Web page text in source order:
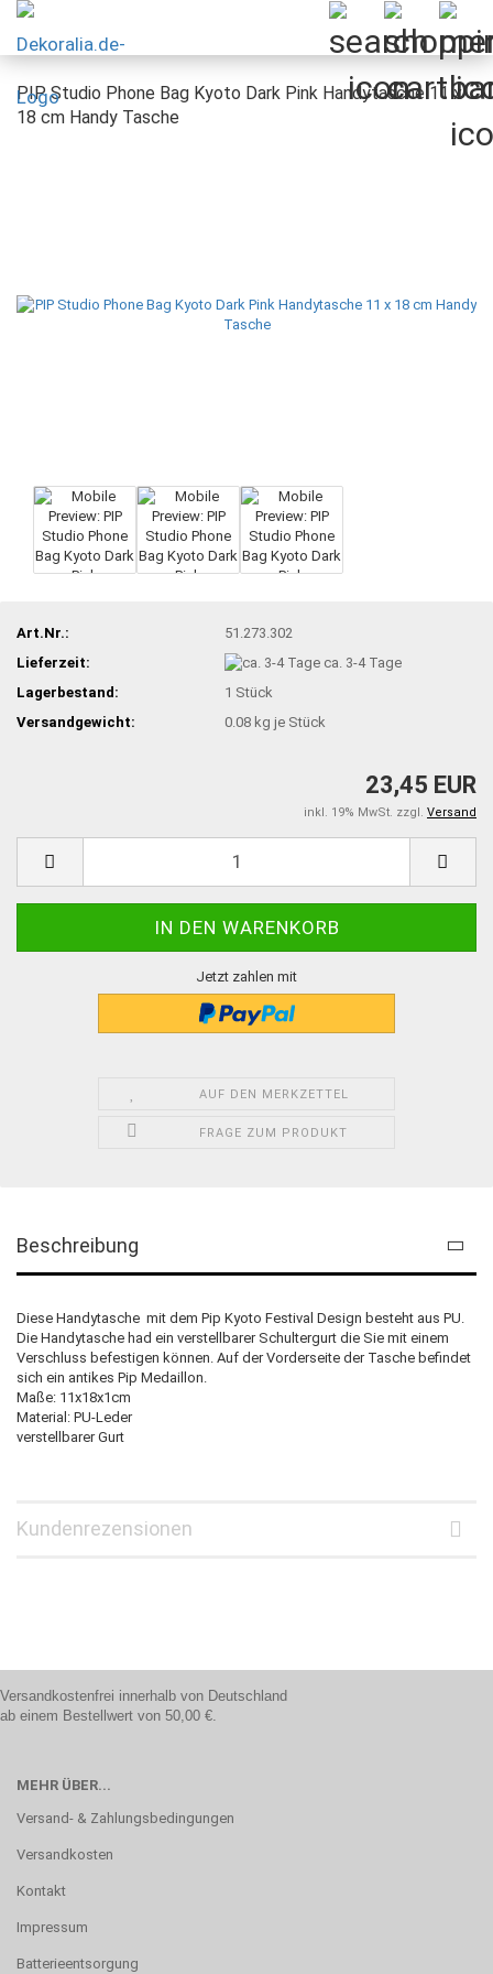
PIP Studio Phone Bag Kyoto Dark Pink Handytasche 11 x
18 cm Handy Tasche
Art.Nr.:
51.273.302
Lieferzeit:
ca. 3-4 Tage
Lagerbestand:
1 Stück
Versandgewicht:
0.08 kg je Stück
23,45 EUR
inkl. 19% MwSt. zzgl. Versand
Jetzt zahlen mit
AUF DEN MERKZETTEL
FRAGE ZUM PRODUKT
Beschreibung
Diese Handytasche mit dem Pip Kyoto Festival Design besteht aus PU.
Die Handytasche had ein verstellbarer Schultergurt die Sie mit einem
Verschluss befestigen können. Auf der Vorderseite der Tasche befindet
sich ein antikes Pip Medaillon.
Maße: 11x18x1cm
Material: PU-Leder
verstellbarer Gurt
Kundenrezensionen
Versandkostenfrei innerhalb von Deutschland
ab einem Bestellwert von 50,00 €.
MEHR ÜBER...
Versand- & Zahlungsbedingungen
Versandkosten
Kontakt
Impressum
Batterieentsorgung